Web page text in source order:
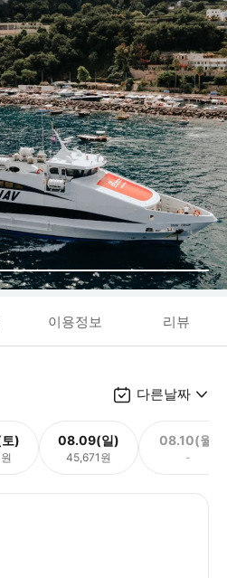
이용정보 리뷰
다른날짜
) 08.09(일)
45,671원
08.10(월)
-